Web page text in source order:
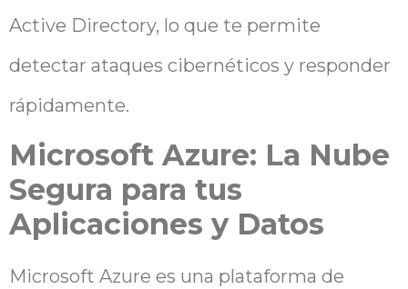
Active Directory, lo que te permite
detectar ataques cibernéticos y responder
rápidamente.
Microsoft Azure: La Nube
Segura para tus
Aplicaciones y Datos
Microsoft Azure es una plataforma de